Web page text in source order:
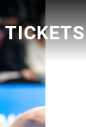
TICKETS